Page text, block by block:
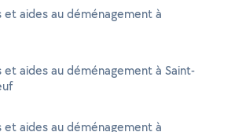
et aides au déménagement à
et aides au déménagement à Saint-
et aides au déménagement à